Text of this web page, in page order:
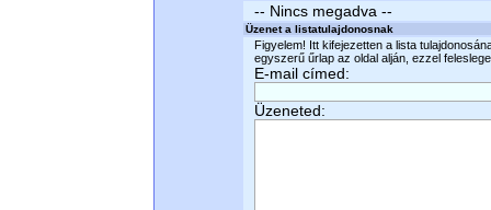
-- Nincs megadva --
Üzenet a listatulajdonosnak
Figyelem! Itt kifejezetten a lista
egyszerű űrlap az oldal alján, ezzel
E-mail címed:
Üzeneted: